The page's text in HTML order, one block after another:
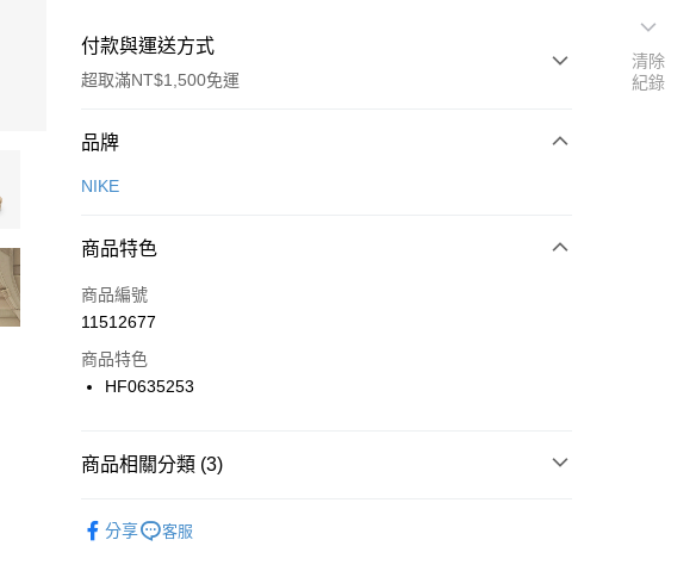
付款與運送方式
超取滿NT$1,500免運
付款方式
信用卡一次付款
合作金庫商業銀行
華南商業銀行
上海商業儲蓄銀行
國泰世華商業銀行
聯邦商業銀行
台新國際商業銀行
LINE Pay
Apple Pay
【關於「AFTEE先享後付」】
品牌
NIKE
商品特色
商品編號
11512677
商品特色
HF0635253
商品相關分類 (3)
分享 客服
清除
紀錄